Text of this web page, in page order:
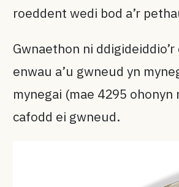
roeddent wedi bod a’r
Gwnaethon ni
enwau a’u gwneud yn
mynegai (mae 4295
cafodd ei gwneud.